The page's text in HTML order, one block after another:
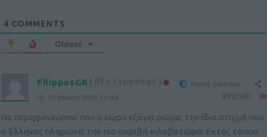
4 COMMENTS
Oldest
FilipposGR (@filipposgr)
Noble Member
10 Μαΐου 2026 11:44
Να περηφανεύεσαι που η χώρα εξάγει ρεύμα, την ίδια στιγμή που
ο Έλληνας πληρώνει την πιο ακριβή κιλοβατώρα! Εκτός τόπου